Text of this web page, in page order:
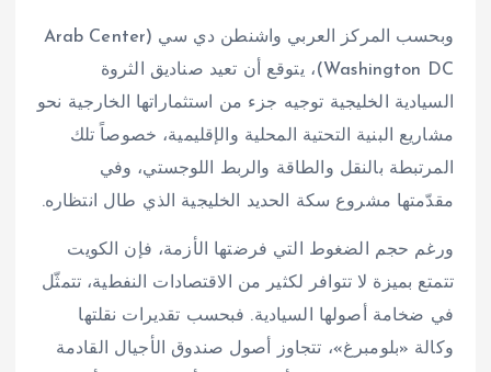
وبحسب المركز العربي واشنطن دي سي (Arab Center
Washington DC)، يتوقع أن تعيد صناديق الثروة
السيادية الخليجية توجيه جزء من استثماراتها الخارجية نحو
مشاريع البنية التحتية المحلية والإقليمية، خصوصاً تلك
المرتبطة بالنقل والطاقة والربط اللوجستي، وفي
مقدّمتها مشروع سكة الحديد الخليجية الذي طال انتظاره.
ورغم حجم الضغوط التي فرضتها الأزمة، فإن الكويت
تتمتع بميزة لا تتوافر لكثير من الاقتصادات النفطية، تتمثّل
في ضخامة أصولها السيادية. فبحسب تقديرات نقلتها
وكالة «بلومبرغ»، تتجاوز أصول صندوق الأجيال القادمة